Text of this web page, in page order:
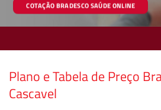
COTAÇÃO BRADESCO SAÚDE ONLINE
Plano e Tabela de Preço
Cascavel